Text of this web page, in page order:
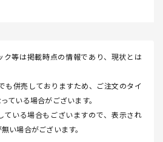
等は掲載時点の情報であり、現状とは
も併売しておりますため、ご注文のタイ
ている場合がございます。
いる場合もございますので、表示され
い場合がございます。